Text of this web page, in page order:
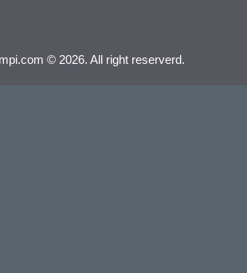
© 2026. All right reserverd.